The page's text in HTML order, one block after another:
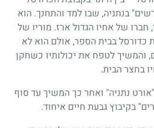
בנתניה, שבו למד והתחנך. הוא
של אחיו הגדול ארז. מוריו של
כדורסל בבית הספר, אולם הוא לא
והמשיך לטפח את יכולותיו כשחקן
בחצר הבית.
נתניה" ואחר כך המשיך עד סוף
בקיבוץ גבעת חיים איחוד.